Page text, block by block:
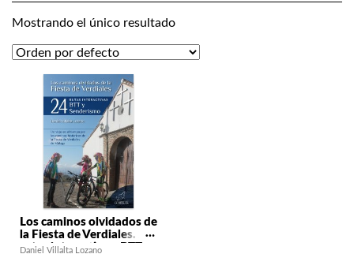
Mostrando el único resultado
Los caminos olvidados de
la Fiesta de Verdiales. 24
rutas interactivas. BTT y
Daniel Villalta Lozano